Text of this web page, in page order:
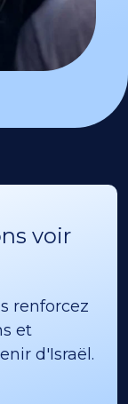
voir
renforcez
et
d'Israël.